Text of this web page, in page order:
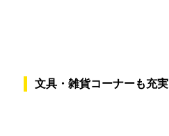
文具・雑貨コーナーも充実